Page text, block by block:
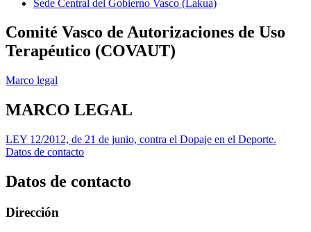
Sede Central del Gobierno Vasco (Lakua)
Comité Vasco de Autorizaciones de Uso
Terapéutico (COVAUT)
Marco legal
MARCO LEGAL
LEY 12/2012, de 21 de junio, contra el Dopaje en el Deporte.
Datos de contacto
Datos de contacto
Dirección